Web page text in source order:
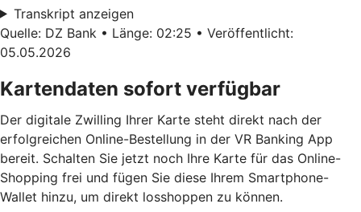
Transkript anzeigen
Quelle: DZ Bank • Länge: 02:25 • Veröffentlicht:
05.05.2026
Kartendaten sofort verfügbar
Der digitale Zwilling Ihrer Karte steht direkt nach der
erfolgreichen Online-Bestellung in der VR Banking App
bereit. Schalten Sie jetzt noch Ihre Karte für das Online-
Shopping frei und fügen Sie diese Ihrem Smartphone-
Wallet hinzu, um direkt losshoppen zu können.